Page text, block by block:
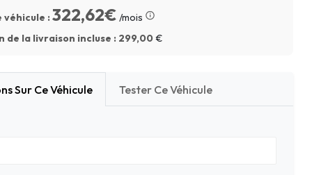
véhicule :322,62€ /mois
de la livraison incluse : 299,00 €
Sur Ce Véhicule Tester Ce Véhicule